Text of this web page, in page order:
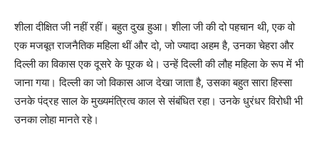
शीला दीक्षित जी नहीं रहीं। बहुत दुख हुआ। शीला जी की दो पहचान थी, एक वो
एक मजबूत राजनैतिक महिला थीं और दो, जो ज्यादा अहम है, उनका चेहरा और
दिल्ली का विकास एक दूसरे के पूरक थे। उन्हें दिल्ली की लौह महिला के रूप में भी
जाना गया। दिल्ली का जो विकास आज देखा जाता है, उसका बहुत सारा हिस्सा
उनके पंद्रह साल के मुख्यमंत्रित्व काल से संबंधित रहा। उनके धुरंधर विरोधी भी
उनका लोहा मानते रहे।